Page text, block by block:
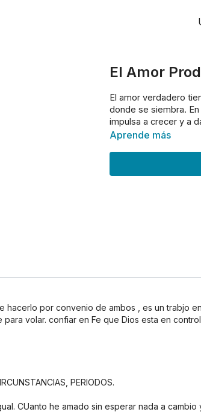
El Amor
El amor verdadero
donde se siembra.
impulsa a crecer y a
Aprende más
por convenio de ambos , es un trabjo
volar. confiar en Fe que Dios esta en
PERIODOS.
CUanto he amado sin esperar nada a